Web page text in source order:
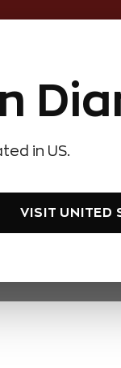
in US.
VISIT UNITED
Evlilik Teklifi